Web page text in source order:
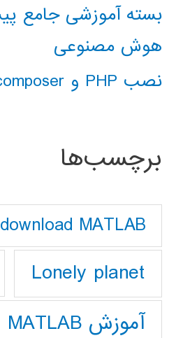
بسته آموزشی جامع
هوش مصنوعی
نصب PHP و composer در ویندوز 10
برچسب‌ها
download MATLAB
Lonely planet
آموزش MATLAB